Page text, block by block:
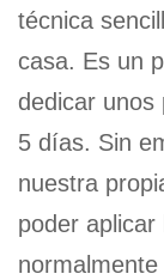
técnica
casa. Es un
dedicar
5 días. Sin
nuestra
poder